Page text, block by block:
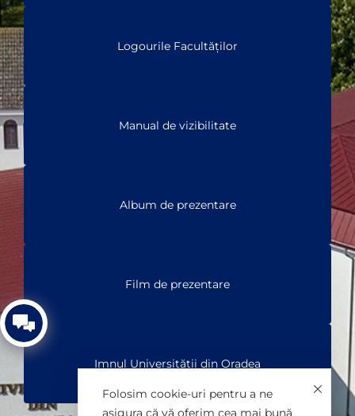
Logourile Facultăților
Manual de vizibilitate
Album de prezentare
Film de prezentare
Imnul Universității din Oradea
Folosim cookie-uri pentru a ne
asigura că vă oferim cea mai bună